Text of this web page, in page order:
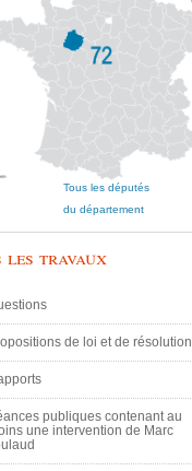
Tous les députés
du département
les travaux
de loi et de résolution
publiques contenant au
une intervention de Marc